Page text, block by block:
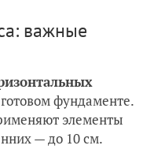
важные
фундаменте.
элементы
— до 10 см.